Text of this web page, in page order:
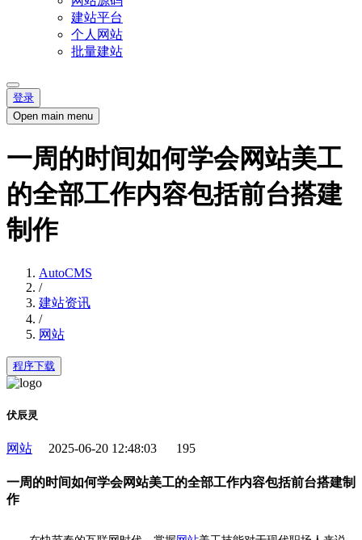
建站平台
个人网站
批量建站
登录
Open main menu
一周的时间如何学会网站美工
的全部工作内容包括前台搭建
制作
AutoCMS
/
建站资讯
/
网站
程序下载
伏辰灵
网站 2025-06-20 12:48:03 195
一周的时间如何学会网站美工的全部工作内容包括前台搭建制
作